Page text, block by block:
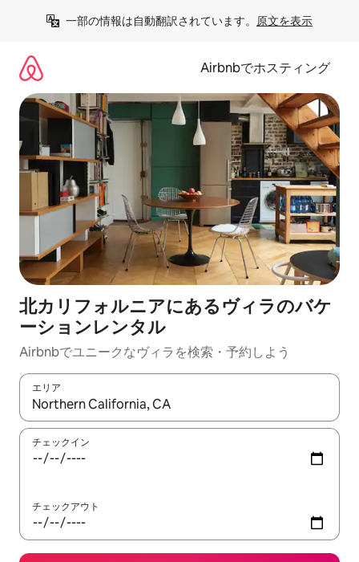
一部の情報は自動翻訳されています。 原文を表示
Airbnbでホスティング
北カリフォルニアにあるヴィラのバケ
ーションレンタル
Airbnbでユニークなヴィラを検索・予約しよう
エリア
検索結果が表示されたら、上下の矢印キーを使って移動するか
チェックイン
チェックアウト